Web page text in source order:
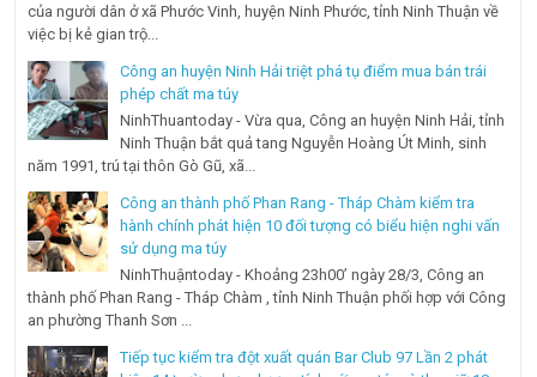
của người dân ở xã Phước Vinh, huyện Ninh Phước, tỉnh Ninh Thuận về
việc bị kẻ gian trộ...
Công an huyện Ninh Hải triệt phá tụ điểm mua bán trái
phép chất ma túy
NinhThuantoday - Vừa qua, Công an huyện Ninh Hải, tỉnh
Ninh Thuận bắt quả tang Nguyễn Hoàng Út Minh, sinh
năm 1991, trú tại thôn Gò Gũ, xã...
Công an thành phố Phan Rang - Tháp Chàm kiểm tra
hành chính phát hiện 10 đối tượng có biểu hiện nghi vấn
sử dụng ma túy
NinhThuậntoday - Khoảng 23h00’ ngày 28/3, Công an
thành phố Phan Rang - Tháp Chàm , tỉnh Ninh Thuận phối hợp với Công
an phường Thanh Sơn ...
Tiếp tục kiểm tra đột xuất quán Bar Club 97 Lần 2 phát